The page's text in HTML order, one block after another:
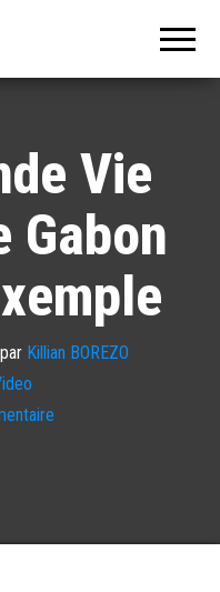
Vie
Gabon
par Killian BOREZO